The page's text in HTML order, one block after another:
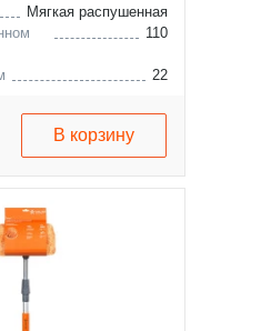
Мягкая распушенная
110
22
В корзину